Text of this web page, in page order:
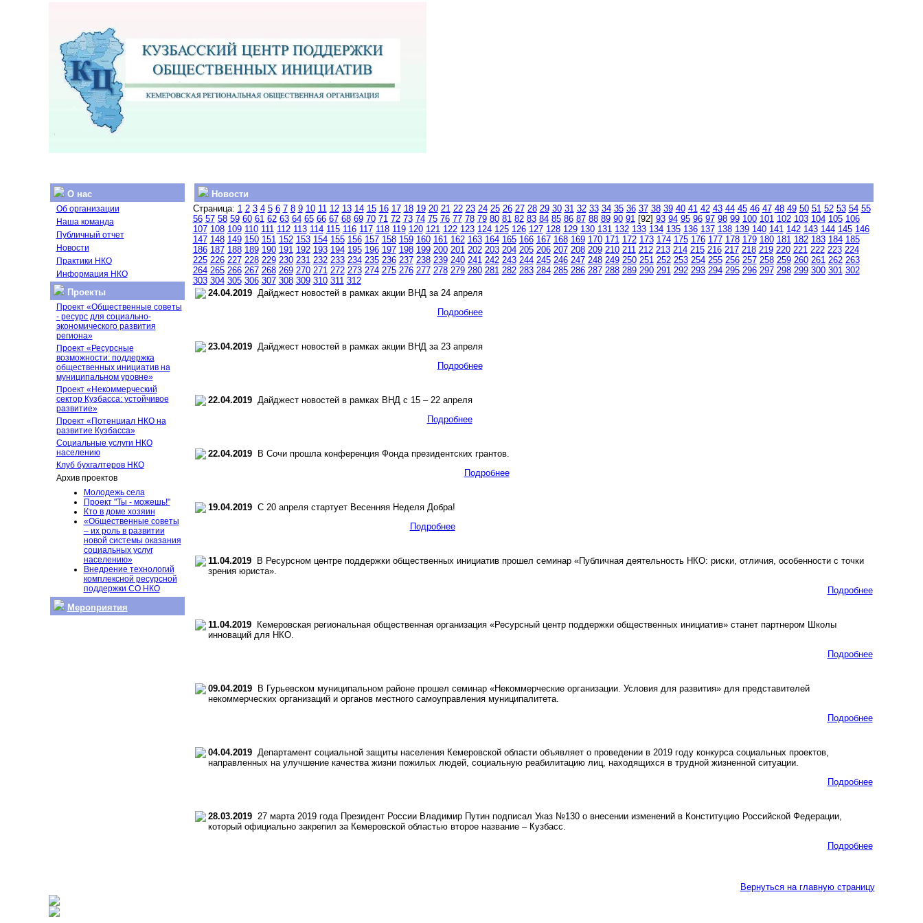
О нас
Об организации
Наша команда
Публичный отчет
Новости
Практики НКО
Информация НКО
Проекты
Проект «Общественные советы
- ресурс для социально-
экономического развития
региона»
Проект «Ресурсные
возможности: поддержка
общественных инициатив на
муниципальном уровне»
Проект «Некоммерческий
сектор Кузбасса: устойчивое
развитие»
Проект «Потенциал НКО на
развитие Кузбасса»
Социальные услуги НКО
населению
Клуб бухгалтеров НКО
Архив проектов
Молодежь села
Проект "Ты - можешь!"
Кто в доме хозяин
«Общественные советы
– их роль в развитии
новой системы оказания
социальных услуг
населению»
Внедрение технологий
комплексной ресурсной
поддержки СО НКО
Мероприятия
Новости
Страница: 1 2 3 4 5 6 7 8 9 10 11 12 13 14 15 16 17 18 19 20 21 22 23 24 25 26 27 28 29 30 31 32 33 34 35 36 37 38 39 40 41 42 43 44 45 46 47 48 49 50 51 52 53 54 55
56 57 58 59 60 61 62 63 64 65 66 67 68 69 70 71 72 73 74 75 76 77 78 79 80 81 82 83 84 85 86 87 88 89 90 91[92] 93 94 95 96 97 98 99 100 101 102 103 104 105 106
107 108 109 110 111 112 113 114 115 116 117 118 119 120 121 122 123 124 125 126 127 128 129 130 131 132 133 134 135 136 137 138 139 140 141 142 143 144 145 146
147 148 149 150 151 152 153 154 155 156 157 158 159 160 161 162 163 164 165 166 167 168 169 170 171 172 173 174 175 176 177 178 179 180 181 182 183 184 185
186 187 188 189 190 191 192 193 194 195 196 197 198 199 200 201 202 203 204 205 206 207 208 209 210 211 212 213 214 215 216 217 218 219 220 221 222 223 224
225 226 227 228 229 230 231 232 233 234 235 236 237 238 239 240 241 242 243 244 245 246 247 248 249 250 251 252 253 254 255 256 257 258 259 260 261 262 263
264 265 266 267 268 269 270 271 272 273 274 275 276 277 278 279 280 281 282 283 284 285 286 287 288 289 290 291 292 293 294 295 296 297 298 299 300 301 302
303 304 305 306 307 308 309 310 311 312
24.04.2019Дайджест новостей в рамках акции ВНД за 24 апреля
Подробнее
23.04.2019Дайджест новостей в рамках акции ВНД за 23 апреля
Подробнее
22.04.2019Дайджест новостей в рамках ВНД с 15 – 22 апреля
Подробнее
22.04.2019В Сочи прошла конференция Фонда президентских грантов.
Подробнее
19.04.2019С 20 апреля стартует Весенняя Неделя Добра!
Подробнее
11.04.2019В Ресурсном центре поддержки общественных инициатив прошел семинар «Публичная деятельность НКО: риски, отличия, особенности с точки
зрения юриста».
Подробнее
11.04.2019Кемеровская региональная общественная организация «Ресурсный центр поддержки общественных инициатив» станет партнером Школы
инноваций для НКО.
Подробнее
09.04.2019В Гурьевском муниципальном районе прошел семинар «Некоммерческие организации. Условия для развития» для представителей
некоммерческих организаций и органов местного самоуправления муниципалитета.
Подробнее
04.04.2019Департамент социальной защиты населения Кемеровской области объявляет о проведении в 2019 году конкурса социальных проектов,
направленных на улучшение качества жизни пожилых людей, социальную реабилитацию лиц, находящихся в трудной жизненной ситуации.
Подробнее
28.03.201927 марта 2019 года Президент России Владимир Путин подписал Указ №130 о внесении изменений в Конституцию Российской Федерации,
который официально закрепил за Кемеровской областью второе название – Кузбасс.
Подробнее
Вернуться на главную страницу